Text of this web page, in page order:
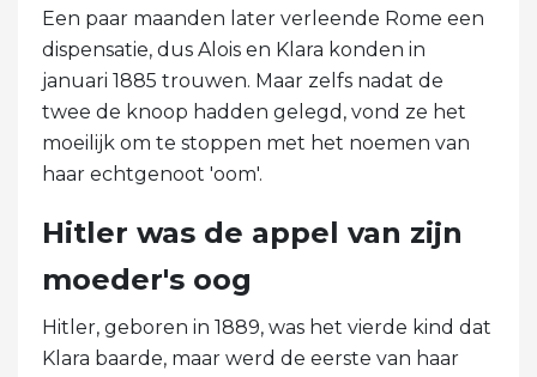
Een paar maanden later verleende Rome een
dispensatie, dus Alois en Klara konden in
januari 1885 trouwen. Maar zelfs nadat de
twee de knoop hadden gelegd, vond ze het
moeilijk om te stoppen met het noemen van
haar echtgenoot 'oom'.
Hitler was de appel van zijn
moeder's oog
Hitler, geboren in 1889, was het vierde kind dat
Klara baarde, maar werd de eerste van haar